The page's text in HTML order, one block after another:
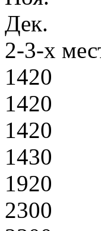
Дек.
2-3-х
1420
1420
1420
1430
1920
2300